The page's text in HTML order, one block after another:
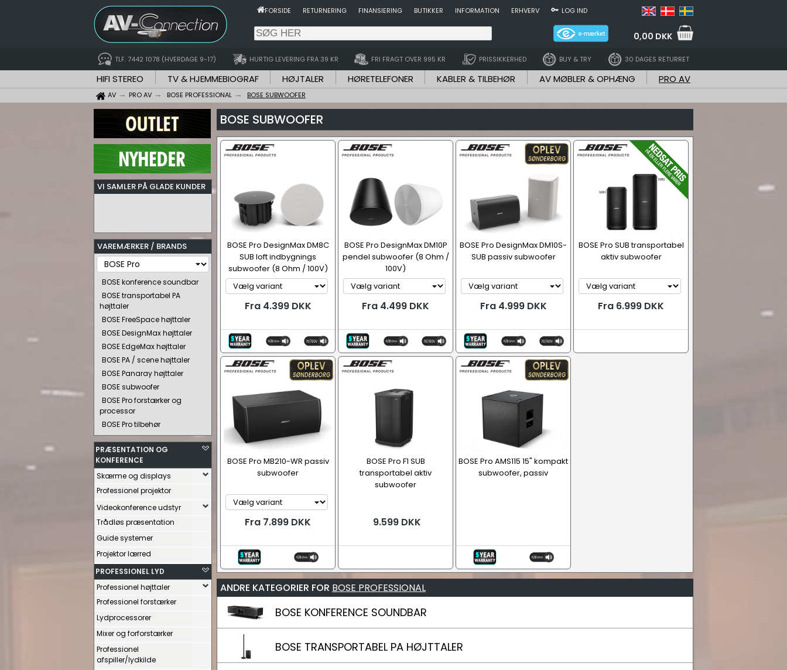
FORSIDE RETURNERING FINANSIERING BUTIKKER INFORMATION ERHVERV LOG IND
0,00 DKK
TLF. 7442 1078 (HVERDAGE 9-17) HURTIG LEVERING FRA 39 KR FRI FRAGT OVER 995 KR PRISSIKKERHED BUY & TRY 30 DAGES RETURRET
HIFI STEREO TV & HJEMMEBIOGRAF HØJTALER HØRETELEFONER KABLER & TILBEHØR AV MØBLER & OPHÆNG PRO AV
AV PRO AV BOSE PROFESSIONAL BOSE SUBWOOFER
VI SAMLER PÅ GLADE KUNDER
VAREMÆRKER / BRANDS
BOSE konference soundbar
BOSE transportabel PA
højttaler
BOSE FreeSpace højttaler
BOSE DesignMax højttaler
BOSE EdgeMax højttaler
BOSE PA / scene højttaler
BOSE Panaray højttaler
BOSE subwoofer
BOSE Pro forstærker og
processor
BOSE Pro tilbehør
PRÆSENTATION OG
KONFERENCE
Skærme og displays
Professionel projektor
Videokonference udstyr
Trådløs præsentation
Guide systemer
Projektor lærred
PROFESSIONEL LYD
Professionel højttaler
Professionel forstærker
Lydprocessorer
Mixer og forforstærker
Professionel
afspiller/lydkilde
BOSE SUBWOOFER
BOSE Pro DesignMax DM8C
SUB loft indbygnings
subwoofer (8 Ohm / 100V)
Fra 4.399 DKK
BOSE Pro DesignMax DM10P
pendel subwoofer (8 Ohm /
100V)
Fra 4.499 DKK
BOSE Pro DesignMax DM10S-
SUB passiv subwoofer
Fra 4.999 DKK
BOSE Pro SUB transportabel
aktiv subwoofer
Fra 6.999 DKK
BOSE Pro MB210-WR passiv
subwoofer
Fra 7.899 DKK
BOSE Pro F1 SUB
transportabel aktiv
subwoofer
9.599 DKK
BOSE Pro AMS115 15" kompakt
subwoofer, passiv
ANDRE KATEGORIER FOR BOSE PROFESSIONAL
BOSE KONFERENCE SOUNDBAR
BOSE TRANSPORTABEL PA HØJTTALER